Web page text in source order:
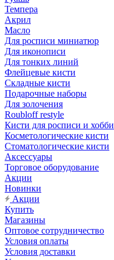
Темпера
Акрил
Масло
Для росписи миниатюр
Для иконописи
Для тонких линий
Флейцевые кисти
Складные кисти
Подарочные наборы
Для золочения
Roubloff restyle
Кисти для росписи и хобби
Косметологические кисти
Стоматологические кисти
Аксессуары
Торговое оборудование
Акции
Новинки
Акции
Купить
Магазины
Оптовое сотрудничество
Условия оплаты
Условия доставки